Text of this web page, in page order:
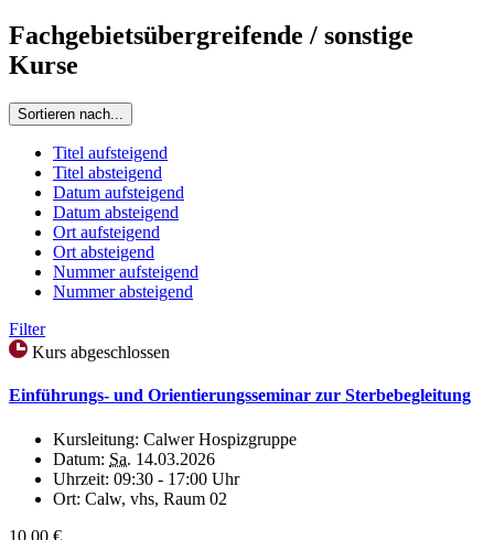
Fachgebietsübergreifende / sonstige
Kurse
Sortieren nach...
Titel aufsteigend
Titel absteigend
Datum aufsteigend
Datum absteigend
Ort aufsteigend
Ort absteigend
Nummer aufsteigend
Nummer absteigend
Filter
Kurs abgeschlossen
Einführungs- und Orientierungsseminar zur Sterbebegleitung
Kursleitung: Calwer Hospizgruppe
Datum: Sa. 14.03.2026
Uhrzeit: 09:30 - 17:00 Uhr
Ort: Calw, vhs, Raum 02
10,00 €